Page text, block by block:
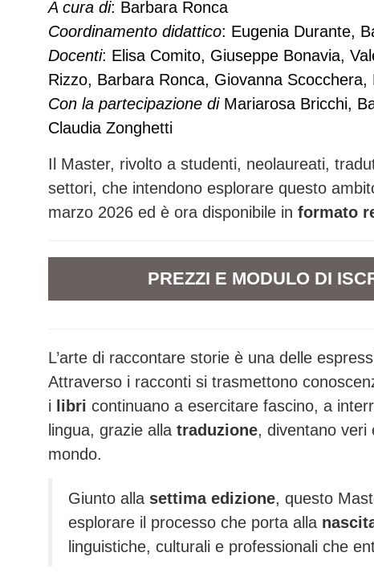
A cura di: Barbara Ronca
Coordinamento didattico: Eugenia Durante,
Docenti: Elisa Comito, Giuseppe Bonavia,
Rizzo, Barbara Ronca, Giovanna
Con la partecipazione di Mariarosa Bricchi,
Claudia Zonghetti
Il Master, rivolto a studenti, neolaureati,
settori, che intendono esplorare questo
marzo 2026 ed è ora disponibile in formato
PREZZI E MODULO DI
L’arte di raccontare storie è una delle
Attraverso i racconti si trasmettono
i
libri continuano a esercitare fascino, a
lingua, grazie alla traduzione, diventano veri
mondo.
Giunto alla settima edizione, questo
esplorare il processo che porta alla
linguistiche, culturali e professionali che